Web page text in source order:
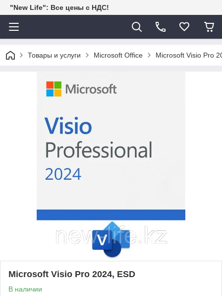
"New Life": Все цены с НДС!
Товары и услуги Microsoft Office Microsoft Visio Pro
Microsoft Visio Pro 2024, ESD
В наличии